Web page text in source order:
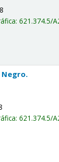
621.374.5/
Negro.
621.374.5/